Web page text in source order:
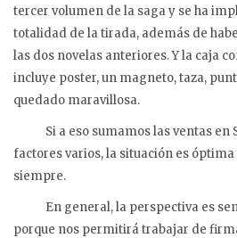
tercer volumen de la saga y se ha
totalidad de la tirada, además de
las dos novelas anteriores. Y la caja
incluye poster, un magneto, taza,
quedado maravillosa.
Si a eso sumamos las ventas en
factores varios, la situación es
siempre.
En general, la perspectiva es
porque nos permitirá trabajar de